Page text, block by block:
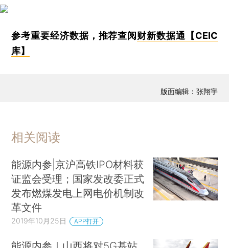
参考重要经济数据，推荐查阅财新数据通【CEIC
库】
版面编辑：张翔宇
相关阅读
能源内参|京沪高铁IPO材料获
证监会受理；国家发改委正式
发布燃煤发电上网电价机制改
革文件
2019年10月25日 APP打开